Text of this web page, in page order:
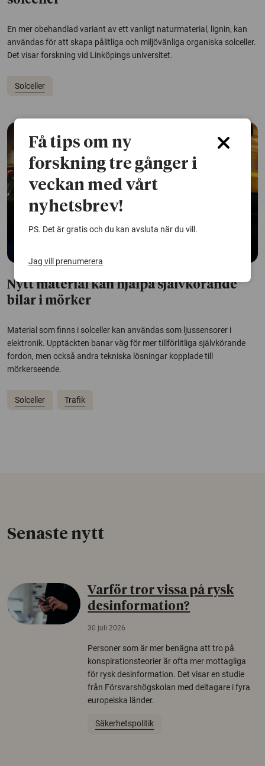
En mer obehandlad variant av ett vanligt naturmaterial, lignin, kan
användas för att skapa pålitliga och miljövänliga organiska solceller.
Det visar forskning vid Linköpings universitet.
Solceller
Nytt material kan hjälpa självkörande
bilar i mörker
Material som finns i solceller kan användas som ljussensorer i
elektronik. Upptäckten banar väg för mer tillförlitliga självkörande
fordon, men också andra tekniska lösningar kopplade till
mörkerseende.
Solceller Trafik
Senaste nytt
Varför tror vissa på rysk
desinformation?
30 juli 2026
Personer som är mer benägna att tro på
konspirationsteorier är ofta mer mottagliga
för rysk desinformation. Det visar en studie
från Försvarshögskolan med deltagare i fyra
europeiska länder.
Säkerhetspolitik
Få tips om ny
forskning tre gånger i
veckan med vårt
nyhetsbrev!
PS. Det är gratis och du kan avsluta när du vill.
Jag vill prenumerera